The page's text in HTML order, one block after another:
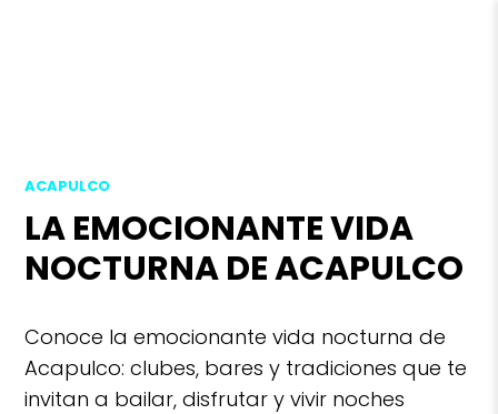
ACAPULCO
LA EMOCIONANTE VIDA
NOCTURNA DE ACAPULCO
Conoce la emocionante vida nocturna de
Acapulco: clubes, bares y tradiciones que te
invitan a bailar, disfrutar y vivir noches